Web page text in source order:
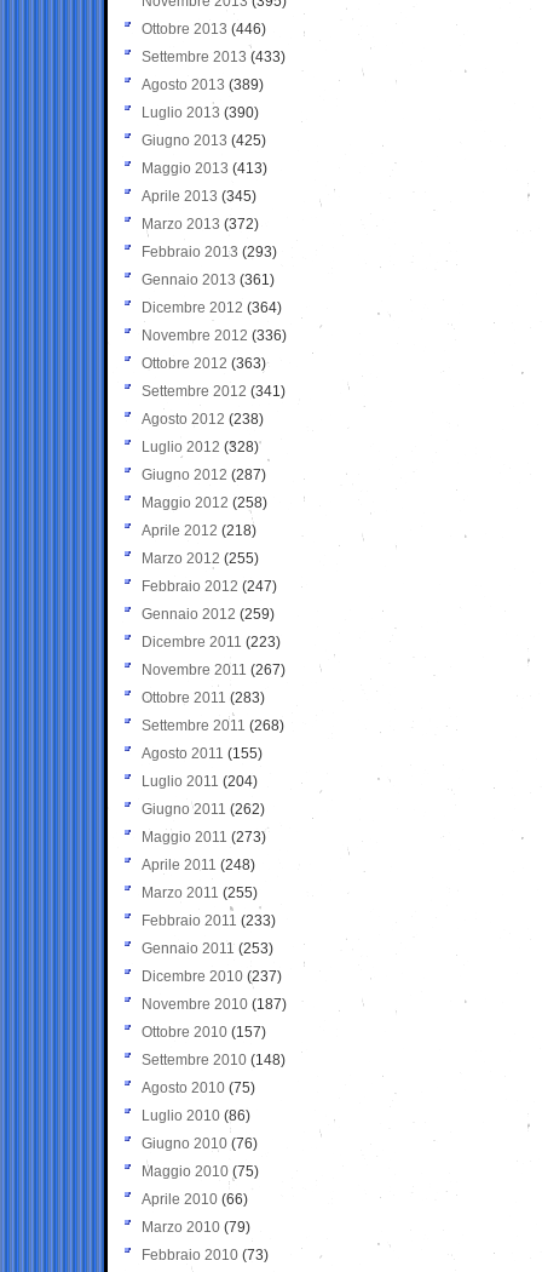
Ottobre 2013 (446)
Settembre 2013 (433)
Agosto 2013 (389)
Luglio 2013 (390)
Giugno 2013 (425)
Maggio 2013 (413)
Aprile 2013 (345)
Marzo 2013 (372)
Febbraio 2013 (293)
Gennaio 2013 (361)
Dicembre 2012 (364)
Novembre 2012 (336)
Ottobre 2012 (363)
Settembre 2012 (341)
Agosto 2012 (238)
Luglio 2012 (328)
Giugno 2012 (287)
Maggio 2012 (258)
Aprile 2012 (218)
Marzo 2012 (255)
Febbraio 2012 (247)
Gennaio 2012 (259)
Dicembre 2011 (223)
Novembre 2011 (267)
Ottobre 2011 (283)
Settembre 2011 (268)
Agosto 2011 (155)
Luglio 2011 (204)
Giugno 2011 (262)
Maggio 2011 (273)
Aprile 2011 (248)
Marzo 2011 (255)
Febbraio 2011 (233)
Gennaio 2011 (253)
Dicembre 2010 (237)
Novembre 2010 (187)
Ottobre 2010 (157)
Settembre 2010 (148)
Agosto 2010 (75)
Luglio 2010 (86)
Giugno 2010 (76)
Maggio 2010 (75)
Aprile 2010 (66)
Marzo 2010 (79)
Febbraio 2010 (73)